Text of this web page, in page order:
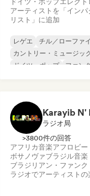
アーティストを「イン
リスト」に追加
レゲエ
チル／ローファ
カントリー・ミュージッ
ドイツ・ポップ
ファンク
インディー・ポップ
Karayib N'
ラジオ局
>3800件の回答
アフリカ音楽アフロビ
ボサノヴァブラジル音楽
ブラジリアン・ファンク
ラジオでアーティストの